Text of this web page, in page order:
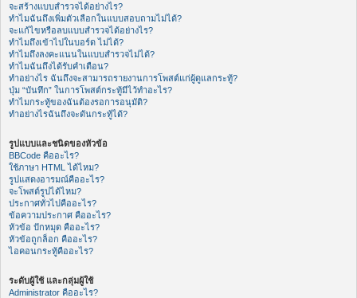
จะสร้างแบบสำรวจได้อย่างไร?
ทำไมฉันถึงเพิ่มตัวเลือกในแบบสอบถามไม่ได้?
จะแก้ไขหรือลบแบบสำรวจได้อย่างไร?
ทำไมถึงเข้าไปในบอร์ด ไม่ได้?
ทำไมถึงลงคะแนนในแบบสำรวจไม่ได้?
ทำไมฉันถึงได้รับคำเตือน?
ทำอย่างไร ฉันถึงจะสามารถรายงานการโพสต์แก่ผู้ดูแลกระทู้?
ปุ่ม “บันทึก” ในการโพสต์กระทู้มีไว้ทำอะไร?
ทำไมกระทู้ของฉันต้องรอการอนุมัติ?
ทำอย่างไรฉันถึงจะดันกระทู้ได้?
รูปแบบและชนิดของหัวข้อ
BBCode คืออะไร?
ใช้ภาษา HTML ได้ไหม?
รูปแสดงอารมณ์คืออะไร?
จะโพสต์รูปได้ไหม?
ประกาศทั่วไปคืออะไร?
ข้อความประกาศ คืออะไร?
หัวข้อ ปักหมุด คืออะไร?
หัวข้อถูกล็อก คืออะไร?
ไอคอนกระทู้คืออะไร?
ระดับผู้ใช้ และกลุ่มผู้ใช้
Administrator คืออะไร?